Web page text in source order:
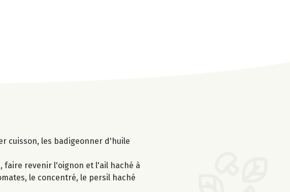
cuisson, les badigeonner d'huile
faire revenir l'oignon et l'ail haché à
le concentré, le persil haché